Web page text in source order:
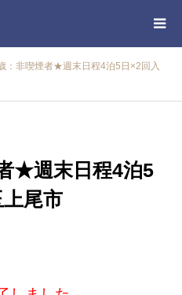
：非喫煙者★週末日程4泊5日×2回入
★週末日程4泊5
尾市